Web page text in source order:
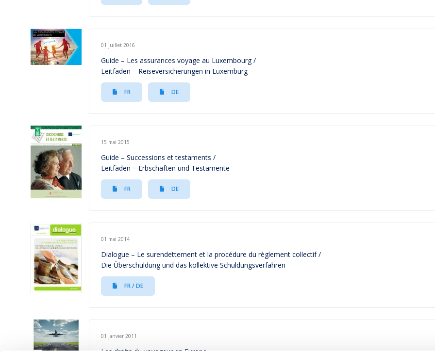
01 juillet 2016
Guide – Les assurances voyage au Luxembourg /
Leitfaden – Reiseversicherungen in Luxemburg
FR DE
15 mai 2015
Guide – Successions et testaments /
Leitfaden – Erbschaften und Testamente
FR DE
01 mai 2014
Dialogue – Le surendettement et la procédure du règlement collectif /
Die Überschuldung und das kollektive Schuldungsverfahren
FR / DE
01 janvier 2011